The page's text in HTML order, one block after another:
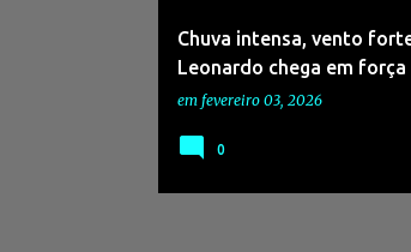
Chuva intensa, vento
Leonardo chega em força
em fevereiro 03, 2026
0